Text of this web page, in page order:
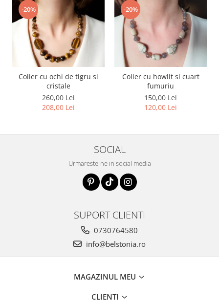
-20%
Colier cu ochi de tigru si
cristale
260,00 Lei
208,00 Lei
-20%
Colier cu howlit si cuart
fumuriu
150,00 Lei
120,00 Lei
SOCIAL
Urmareste-ne in social media
SUPORT CLIENTI
0730764580
info@belstonia.ro
MAGAZINUL MEU
CLIENTI